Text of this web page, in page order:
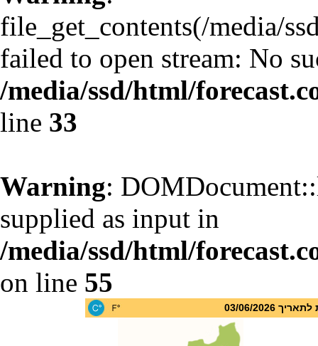
file_get_contents(/media/
failed to open stream: No
/media/ssd/html/
line 33
Warning:
supplied as input in
/media/ssd/html/
on line 55
03/06/2026